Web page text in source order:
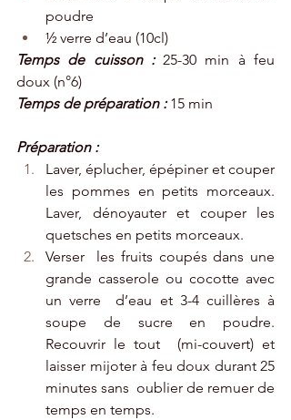
poudre
½ verre d’eau (10cl)
Temps de cuisson : 25-30 min à feu
doux (n°6)
Temps de préparation : 15 min
Préparation :
Laver, éplucher, épépiner et couper
les pommes en petits morceaux.
Laver, dénoyauter et couper les
quetsches en petits morceaux.
Verser  les fruits coupés dans une
grande casserole ou cocotte avec
un verre  d’eau et 3-4 cuillères à
soupe de sucre en poudre.
Recouvrir le tout  (mi-couvert) et
laisser mijoter à feu doux durant 25
minutes sans  oublier de remuer de
temps en temps.